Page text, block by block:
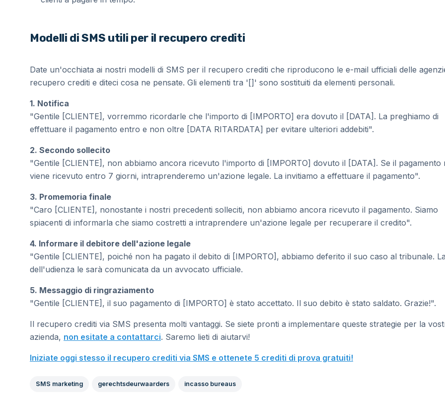
Modelli di SMS utili per il recupero crediti
Date un'occhiata ai nostri modelli di SMS per il recupero crediti che riproducono le e-mail ufficiali delle
recupero crediti e diteci cosa ne pensate. Gli elementi tra '[]' sono sostituiti da elementi personali.
1. Notifica
"Gentile [CLIENTE], vorremmo ricordarle che l'importo di [IMPORTO] era dovuto il [DATA]. La preghiamo di
effettuare il pagamento entro e non oltre [DATA RITARDATA] per evitare ulteriori addebiti".
2. Secondo sollecito
"Gentile [CLIENTE], non abbiamo ancora ricevuto l'importo di [IMPORTO] dovuto il [DATA]. Se il pagamento
viene ricevuto entro 7 giorni, intraprenderemo un'azione legale. La invitiamo a effettuare il pagamento".
3. Promemoria finale
"Caro [CLIENTE], nonostante i nostri precedenti solleciti, non abbiamo ancora ricevuto il pagamento. Siamo
spiacenti di informarla che siamo costretti a intraprendere un'azione legale per recuperare il credito".
4. Informare il debitore dell'azione legale
"Gentile [CLIENTE], poiché non ha pagato il debito di [IMPORTO], abbiamo deferito il suo caso al tribunale.
dell'udienza le sarà comunicata da un avvocato ufficiale.
5. Messaggio di ringraziamento
"Gentile [CLIENTE], il suo pagamento di [IMPORTO] è stato accettato. Il suo debito è stato saldato. Grazie!".
Il recupero crediti via SMS presenta molti vantaggi. Se siete pronti a implementare queste strategie per la
azienda, non esitate a contattarci. Saremo lieti di aiutarvi!
Iniziate oggi stesso il recupero crediti via SMS e ottenete 5 crediti di prova gratuiti!
SMS marketing gerechtsdeurwaarders incasso bureaus